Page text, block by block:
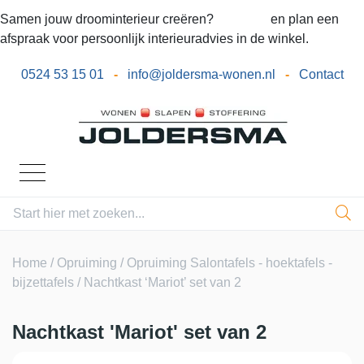
Samen jouw droominterieur creëren?
en plan een
afspraak voor persoonlijk interieuradvies in de winkel.
0524 53 15 01 - info@joldersma-wonen.nl - Contact
Home / Opruiming / Opruiming Salontafels - hoektafels -
bijzettafels / Nachtkast ‘Mariot’ set van 2
Nachtkast 'Mariot' set van 2